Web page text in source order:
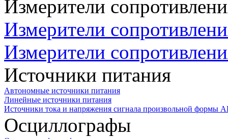
Измерители
Измерители
Измерители
Источники питания
Автономные источники питания
Линейные источники питания
Источники тока и напряжения сигнала произвольной формы
Осциллографы